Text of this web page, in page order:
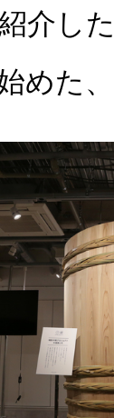
介し
めた